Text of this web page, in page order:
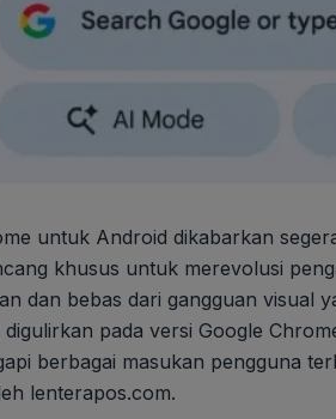
untuk Android dikabarkan
khusus untuk merevolusi
dan bebas dari gangguan visual
pada versi Google
berbagai masukan pengguna
lenterapos.com.